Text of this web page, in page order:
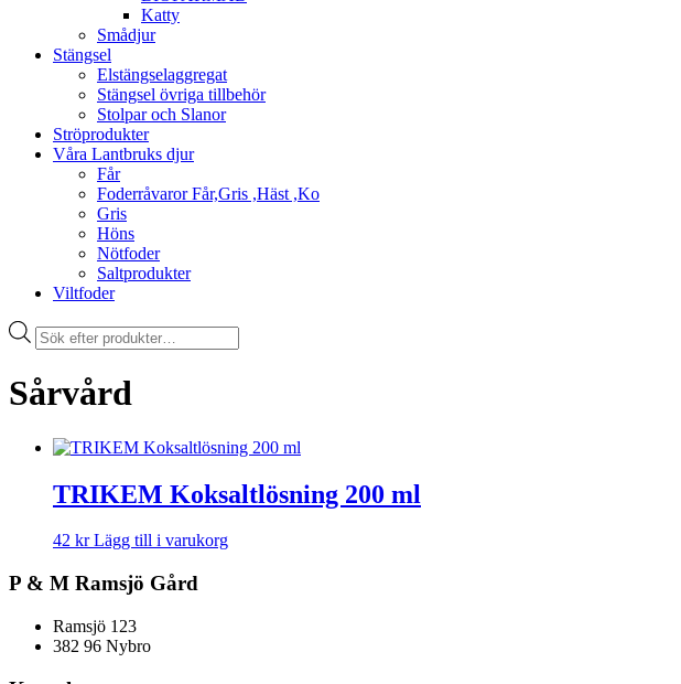
Katty
Smådjur
Stängsel
Elstängselaggregat
Stängsel övriga tillbehör
Stolpar och Slanor
Ströprodukter
Våra Lantbruks djur
Får
Foderråvaror Får,Gris ,Häst ,Ko
Gris
Höns
Nötfoder
Saltprodukter
Viltfoder
Products
search
Sårvård
TRIKEM Koksaltlösning 200 ml
42 kr Lägg till i varukorg
P & M Ramsjö Gård
Ramsjö 123
382 96 Nybro